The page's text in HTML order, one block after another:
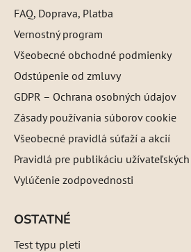
FAQ, Doprava, Platba
Vernostný program
Všeobecné obchodné podmienky
Odstúpenie od zmluvy
GDPR – Ochrana osobných údajov
Zásady používania súborov cookie
Všeobecné pravidlá súťaží a akcií
Pravidlá pre publikáciu
Vylúčenie zodpovednosti
OSTATNÉ
Test typu pleti